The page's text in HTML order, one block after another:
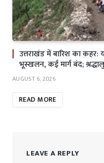
उत्तराखंड में बारिश का कहर:
भूस्खलन, कई मार्ग बंद;
AUGUST 6, 2026
READ MORE
LEAVE A REPLY